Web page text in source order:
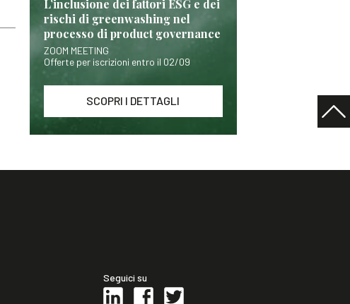
L’inclusione dei fattori ESG e dei
rischi di greenwashing nel
processo di product governance
ZOOM MEETING
Offerte per iscrizioni entro il 02/09
SCOPRI I DETTAGLI
Seguici su